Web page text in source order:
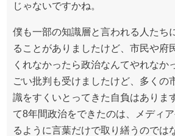
じゃないですかね。
僕も一部の知識層と言われる人たち
ることがありましたけど、市民や府
くれなかったら政治なんてやれなか
ごい批判も受けましたけど、多くの
識をすくいとってきた自負はありま
て8年間政治をできたのは、メディ
るように言葉だけで取り繕うのでは